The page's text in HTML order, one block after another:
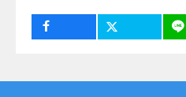
กลุ่มเป้าหมาย